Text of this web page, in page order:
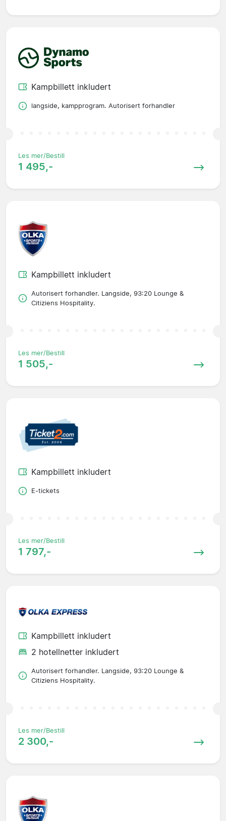
Kampbillett inkludert
langside, kampprogram. Autorisert forhandler
Les mer/Bestill
1 495,-
Kampbillett inkludert
Autorisert forhandler. Langside, 93:20 Lounge &
Citiziens Hospitality.
Les mer/Bestill
1 505,-
Kampbillett inkludert
E-tickets
Les mer/Bestill
1 797,-
Kampbillett inkludert
2 hotellnetter inkludert
Autorisert forhandler. Langside, 93:20 Lounge &
Citiziens Hospitality.
Les mer/Bestill
2 300,-